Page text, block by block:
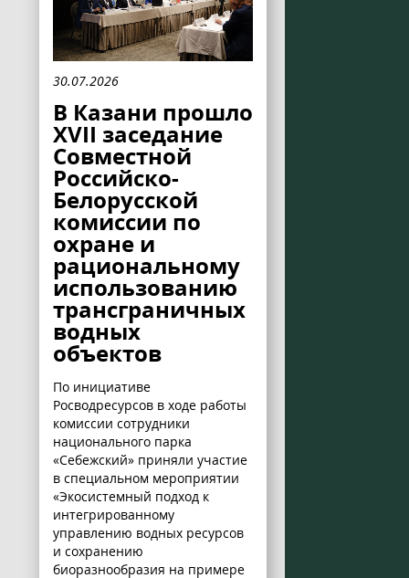
30.07.2026
В Казани прошло
XVII заседание
Совместной
Российско-
Белорусской
комиссии по
охране и
рациональному
использованию
трансграничных
водных
объектов
По инициативе
Росводресурсов в ходе работы
комиссии сотрудники
национального парка
«Себежский» приняли участие
в специальном мероприятии
«Экосистемный подход к
интегрированному
управлению водных ресурсов
и сохранению
биоразнообразия на примере